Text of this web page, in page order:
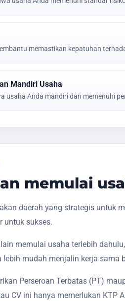
memastikan kepatuhan
Mandiri Usaha
usaha Anda mandiri dan memenuhi
memulai
daerah yang strategis untuk
untuk sukses.
memulai usaha terlebih
lebih mudah menjalin kerja sama
Perseroan Terbatas (PT)
CV ini hanya memerlukan KTP